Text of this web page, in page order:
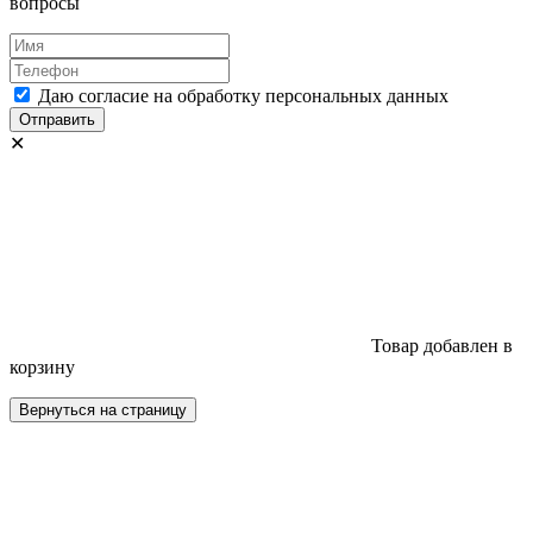
Даю согласие на обработку персональных данных
Отправить
✕
Товар добавлен в
корзину
Вернуться на страницу